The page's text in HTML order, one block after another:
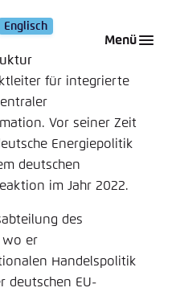
Menü
Englisch
für integrierte
Vor seiner Zeit
Energiepolitik
deutschen
im Jahr 2022.
des
wo er
Handelspolitik
deutschen EU-
... zu verwalten.
basierend
Sie aus,
Webseite